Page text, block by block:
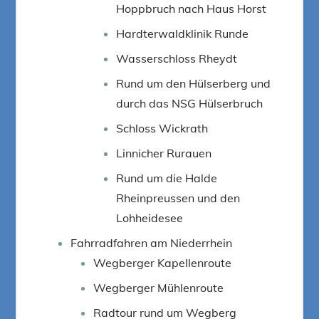
Hoppbruch nach Haus Horst
Hardterwaldklinik Runde
Wasserschloss Rheydt
Rund um den Hülserberg und
durch das NSG Hülserbruch
Schloss Wickrath
Linnicher Rurauen
Rund um die Halde
Rheinpreussen und den
Lohheidesee
Fahrradfahren am Niederrhein
Wegberger Kapellenroute
Wegberger Mühlenroute
Radtour rund um Wegberg